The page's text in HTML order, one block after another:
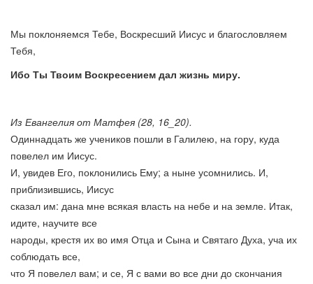
Мы поклоняемся Тебе, Воскресший Иисус и благословляем
Тебя,
Ибо Ты Твоим Воскресением дал жизнь миру.
Из Евангелия от Матфея (28, 16_20).
Одиннадцать же учеников пошли в Галилею, на гору, куда
повелел им Иисус.
И, увидев Его, поклонились Ему; а ныне усомнились. И,
приблизившись, Иисус
сказал им: дана мне всякая власть на небе и на земле. Итак,
идите, научите все
народы, крестя их во имя Отца и Сына и Святаго Духа, уча их
соблюдать все,
что Я повелел вам; и се, Я с вами во все дни до скончания